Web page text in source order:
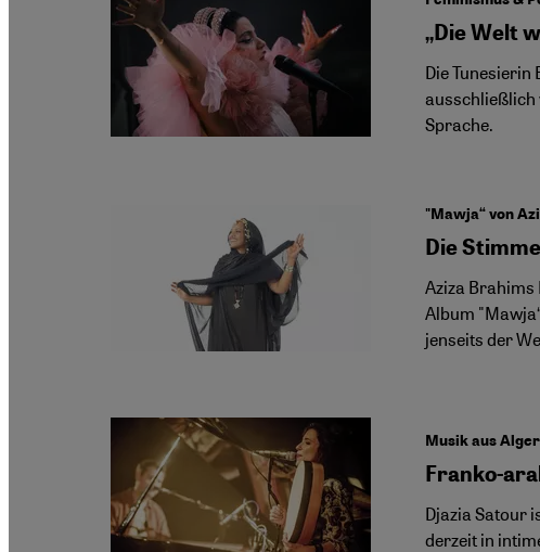
„Die Welt
Die
ausschließlich
Sprache.
"Mawja“ von
Die
Aziza
Album
jenseits der
Musik aus
Franko-
Djazia Satour
derzeit in